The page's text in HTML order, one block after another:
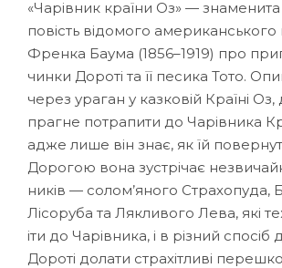
«Чарівник країни Оз» —
повість відомого
Френка Баума (1856–1919) про
чинки Дороті та її песика Тото.
через ураган у казковій Країні Оз,
прагне потрапити до Чарівника
адже лише він знає, як їй
Дорогою вона зустрічає
ників — солом’яного Страхопуда,
Лісоруба та Лякливого Лева, які
іти до Чарівника, і в різний
Дороті долати страхітливі